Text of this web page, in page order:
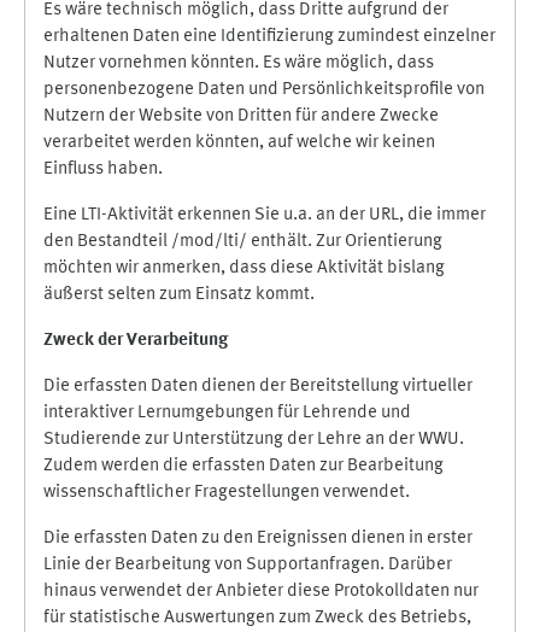
Es wäre technisch möglich, dass Dritte aufgrund der
erhaltenen Daten eine Identifizierung zumindest einzelner
Nutzer vornehmen könnten. Es wäre möglich, dass
personenbezogene Daten und Persönlichkeitsprofile von
Nutzern der Website von Dritten für andere Zwecke
verarbeitet werden könnten, auf welche wir keinen
Einfluss haben.
Eine LTI-Aktivität erkennen Sie u.a. an der URL, die immer
den Bestandteil /mod/lti/ enthält. Zur Orientierung
möchten wir anmerken, dass diese Aktivität bislang
äußerst selten zum Einsatz kommt.
Zweck der Verarbeitung
Die erfassten Daten dienen der Bereitstellung virtueller
interaktiver Lernumgebungen für Lehrende und
Studierende zur Unterstützung der Lehre an der WWU.
Zudem werden die erfassten Daten zur Bearbeitung
wissenschaftlicher Fragestellungen verwendet.
Die erfassten Daten zu den Ereignissen dienen in erster
Linie der Bearbeitung von Supportanfragen. Darüber
hinaus verwendet der Anbieter diese Protokolldaten nur
für statistische Auswertungen zum Zweck des Betriebs,